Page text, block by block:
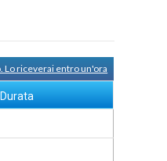
Lo riceverai entro un'ora
Durata